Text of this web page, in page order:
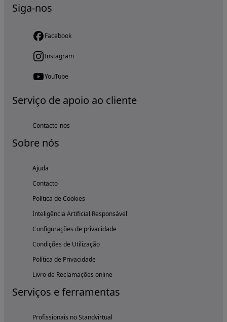
Siga-nos
Facebook
Instagram
YouTube
Serviço de apoio ao cliente
Contacte-nos
Sobre nós
Ajuda
Contacto
Política de Cookies
Inteligência Artificial Responsável
Configurações de privacidade
Condições de Utilização
Política de Privacidade
Livro de Reclamações online
Serviços e ferramentas
Profissionais no Standvirtual